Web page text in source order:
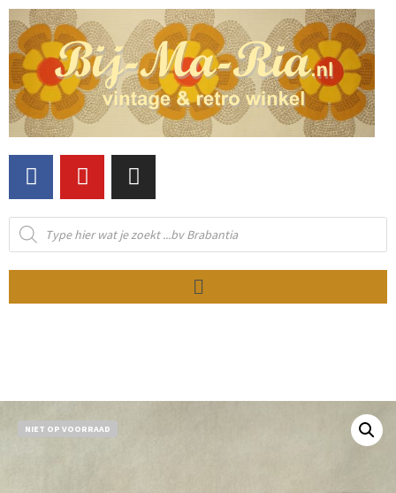
NIET OP VOORRAAD